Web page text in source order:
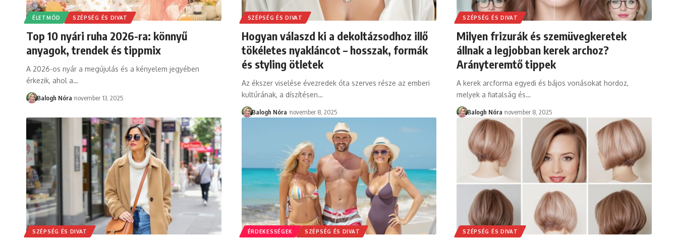
ÉLETMÓD SZÉPSÉG ÉS DIVAT
Top 10 nyári ruha 2026-ra: könnyű
anyagok, trendek és tippmix
A 2026-os nyár a megújulás és a kényelem jegyében
érkezik, ahol a…
Balogh Nóra november 13, 2025
SZÉPSÉG ÉS DIVAT
Hogyan válaszd ki a dekoltázsodhoz illő
tökéletes nyakláncot – hosszak, formák
és styling ötletek
Az ékszer viselése évezredek óta szerves része az emberi
kultúrának, a díszítésen…
Balogh Nóra november 8, 2025
SZÉPSÉG ÉS DIVAT
Milyen frizurák és szemüvegkeretek
állnak a legjobban kerek archoz?
Arányteremtő tippek
A kerek arcforma egyedi és bájos vonásokat hordoz,
melyek a fiatalság és…
Balogh Nóra november 8, 2025
SZÉPSÉG ÉS DIVAT ÉRDEKESSÉGEK SZÉPSÉG ÉS DIVAT SZÉPSÉG ÉS DIVAT